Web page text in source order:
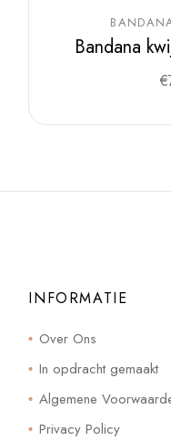
Bandana
€
INFORMATIE
Over Ons
In opdracht gemaakt
Algemene
Privacy Policy